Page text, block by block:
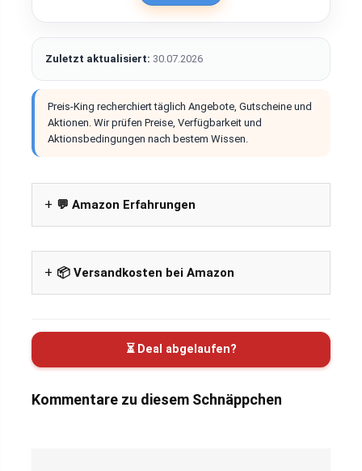
Zuletzt aktualisiert: 30.07.2026
Preis-King recherchiert täglich Angebote, Gutscheine und
Aktionen. Wir prüfen Preise, Verfügbarkeit und
Aktionsbedingungen nach bestem Wissen.
💬 Amazon Erfahrungen
📦 Versandkosten bei Amazon
⏳ Deal abgelaufen?
Kommentare zu diesem Schnäppchen